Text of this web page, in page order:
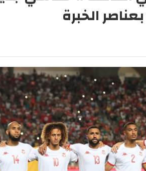
الخبرة